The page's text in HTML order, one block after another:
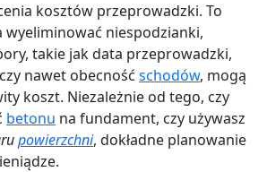
kosztów przeprowadzki. To
wyeliminować niespodzianki,
takie jak data przeprowadzki,
nawet obecność schodów, mogą
koszt. Niezależnie od tego, czy
betonu na fundament, czy używasz
powierzchni, dokładne planowanie